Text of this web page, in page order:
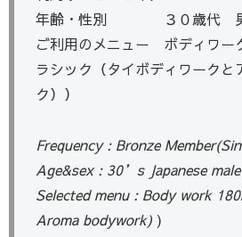
年齢・性別 ３０歳代
ご利用のメニュー ボディワ
ラシック（タイボディワークと
ク））
Frequency : Bronze
Age&sex : 30’s Japanese male
Selected menu : Body work
Aroma bodywork) )